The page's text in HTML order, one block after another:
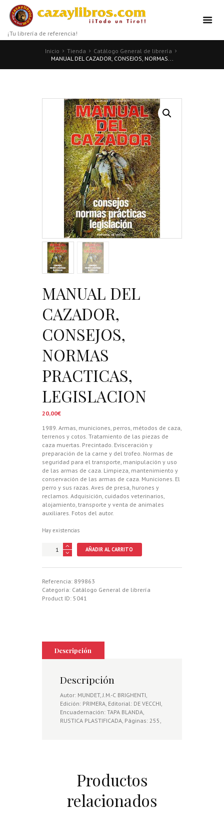
¡Tu librería de referencia!
Inicio Tienda
Catálogo General de librería
MANUAL DEL CAZADOR, CONSEJOS, NORMAS...
MANUAL DEL
CAZADOR,
CONSEJOS,
NORMAS
PRACTICAS,
LEGISLACION
20,00€
1989. Armas, municiones, perros, métodos de caza,
terrenos y cotos. Tratamiento de las piezas de
caza muertas. Precintado. Evisceración y
preparación de la carne y del trofeo. Normas de
seguridad para el transporte, manipulación y uso
de las armas de caza. Limpieza, mantenimiento y
conservación de las armas de caza. Municiones. El
perro y sus razas. Aves de presa, hurones y
reclamos. Adquisición, cuidados veterinarios,
alojamiento, transporte y venta de animales
auxiliares. Fotos del autor.
Hay existencias
MANUAL
NORMAS
PRACTICAS,
LEGISLACION
AÑADIR AL CARRITO
Referencia: 899863
Categoría: Catálogo General de librería
Product ID: 5041
Descripción
Descripción
Autor: MUNDET, J.M.-C BRIGHENTI,
Edición: PRIMERA, Editorial: DE VECCHI,
Encuadernación: TAPA BLANDA,
RUSTICA PLASTIFICADA, Páginas: 255,
Productos
relacionados